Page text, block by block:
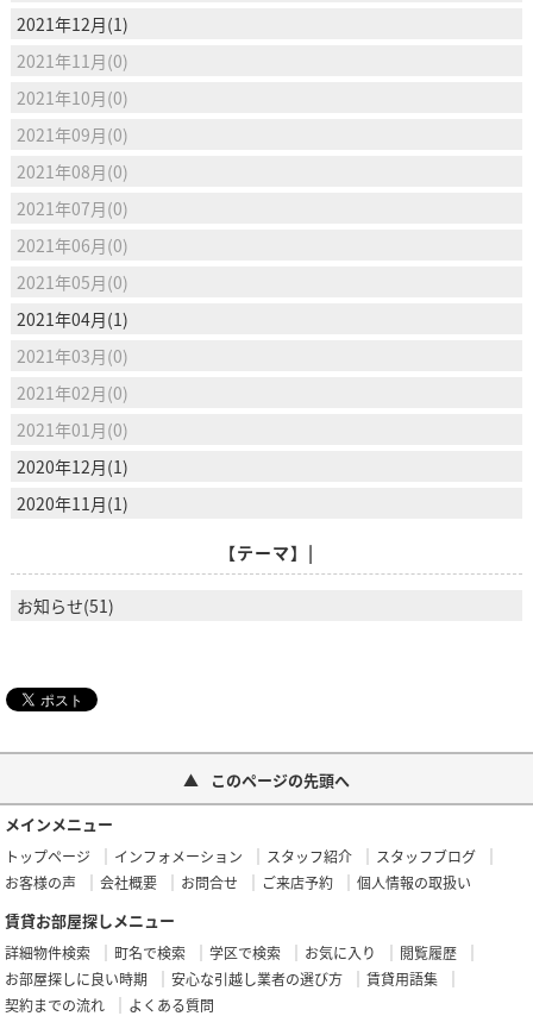
2021年12月(1)
2021年11月(0)
2021年10月(0)
2021年09月(0)
2021年08月(0)
2021年07月(0)
2021年06月(0)
2021年05月(0)
2021年04月(1)
2021年03月(0)
2021年02月(0)
2021年01月(0)
2020年12月(1)
2020年11月(1)
【テーマ】|
お知らせ(51)
このページの先頭へ
メインメニュー
トップページ インフォメーション スタッフ紹介
スタッフブログ
お客様の声
会社概要 お問合せ ご来店予約 個人情報の取扱い
賃貸お部屋探しメニュー
詳細物件検索 町名で検索 学区で検索 お気に入り
閲覧履歴
お部屋探しに良い時期
安心な引越し業者の選び方
賃貸用語集
契約までの流れ
よくある質問